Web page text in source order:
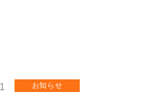
お知らせ